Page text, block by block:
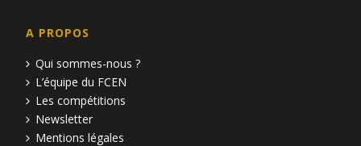
A PROPOS
Qui sommes-nous ?
L’équipe du FCEN
Les compétitions
Newsletter
Mentions légales